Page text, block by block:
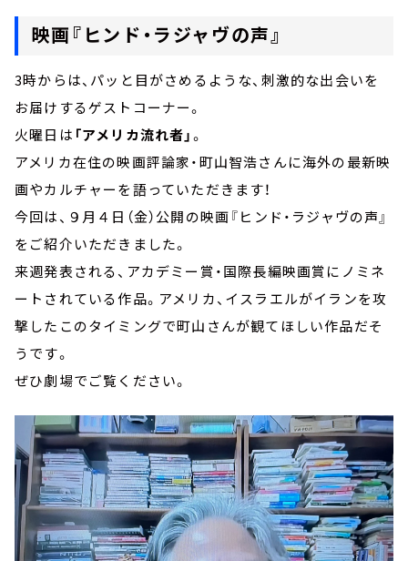
映画『ヒンド・ラジャヴの声』
3時からは、パッと目がさめるような、刺激的な出会いを
お届けするゲストコーナー。
火曜日は 「アメリカ流れ者」。
アメリカ在住の映画評論家・町山智浩さんに海外の最新映
画やカルチャーを語っていただきます！
今回は、９月４日（金）公開の映画『ヒンド・ラジャヴの声』
をご紹介いただきました。
来週発表される、アカデミー賞・国際長編映画賞にノミネ
ートされている作品。アメリカ、イスラエルがイランを攻
撃したこのタイミングで町山さんが観てほしい作品だそ
うです。
ぜひ劇場でご覧ください。